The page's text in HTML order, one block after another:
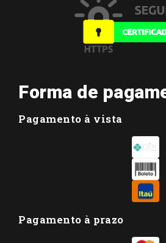
Forma de
Pagamento à vista
Pagamento à prazo